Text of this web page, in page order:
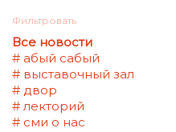
Фильтровать
Все новости
# абый сабый
# выставочный зал
# двор
# лекторий
# сми о нас